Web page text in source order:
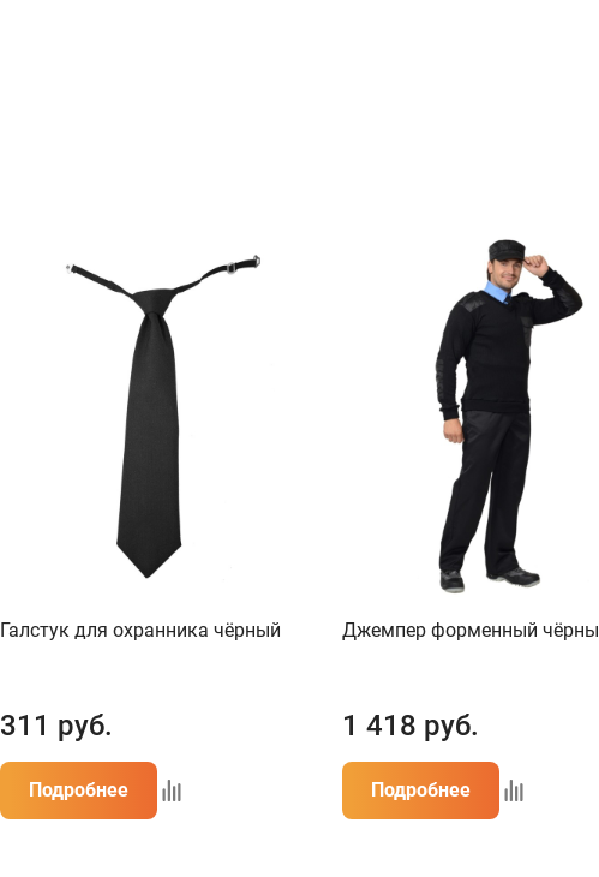
Галстук для охранника чёрный
311 руб.
Подробнее
Джемпер форменный
1 418 руб.
Подробнее